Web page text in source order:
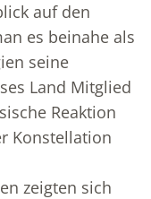
auf den
es beinahe als
seine
Land Mitglied
Reaktion
Konstellation
zeigten sich